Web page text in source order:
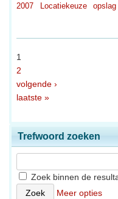
2007
Locatiekeuze
1
2
volgende ›
laatste »
Trefwoord zoeken
Zoek binnen de
Meer opties